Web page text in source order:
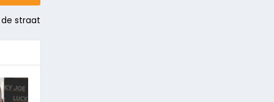
straat